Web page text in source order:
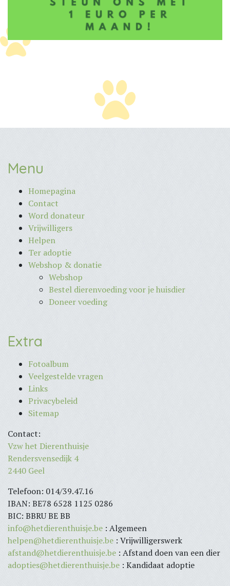
Menu
Homepagina
Contact
Word donateur
Vrijwilligers
Helpen
Ter adoptie
Webshop & donatie
Webshop
Bestel dierenvoeding voor je huisdier
Doneer voeding
Extra
Fotoalbum
Veelgestelde vragen
Links
Privacybeleid
Sitemap
Contact:
Vzw het Dierenthuisje
Rendersvensedijk 4
2440 Geel
Telefoon: 014/39.47.16
IBAN: BE78 6528 1125 0286
BIC: BBRU BE BB
info@hetdierenthuisje.be : Algemeen
helpen@hetdierenthuisje.be : Vrijwilligerswerk
afstand@hetdierenthuisje.be : Afstand doen van een dier
adopties@hetdierenthuisje.be : Kandidaat adoptie